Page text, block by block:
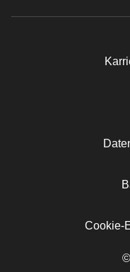
Cookie-